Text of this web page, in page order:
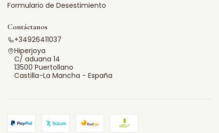
Formulario de Desestimiento
Contáctanos
+34926411037
Hiperjoya
C/ aduana 14
13500 Puertollano
Castilla-La Mancha - España